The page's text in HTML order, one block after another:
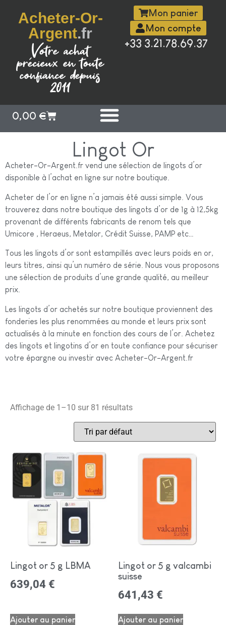
Acheter-Or-
Argent.fr
Votre achat
précieux en toute
confiance depuis
2011
Mon panier
Mon compte
+33 3.21.78.69.37
0,00 €
Lingot Or
Acheter-Or-Argent.fr vend une sélection de lingots d’or
disponible à l’achat en ligne sur notre boutique.
Acheter de l’or en ligne n’a jamais été aussi simple. Vous
trouverez dans notre boutique des lingots d’or de 1g à 12,5kg
provenant de différents fabricants de renom tels que
Umicore , Heraeus, Metalor, Crédit Suisse, PAMP etc…
Tous les lingots d’or sont estampillés avec leurs poids en or,
leurs titres, ainsi qu’un numéro de série. Nous vous proposons
une sélection de produits d’une grande qualité, au meilleur
prix.
Les lingots d’or achetés sur notre boutique proviennent des
fonderies les plus renommées au monde et leurs prix sont
actualisés à la minute en fonction des cours de l’or. Achetez
des lingots et lingotins d’or en toute confiance pour sécuriser
votre épargne ou investir avec Acheter-Or-Argent.fr
Affichage de 1–10 sur 81 résultats
Lingot or 5 g LBMA
639,04 €
Ajouter au panier
Lingot or 5 g valcambi
suisse
641,43 €
Ajouter au panier